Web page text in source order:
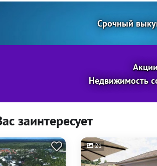
Срочный
Недвижимость
заинтересует
21